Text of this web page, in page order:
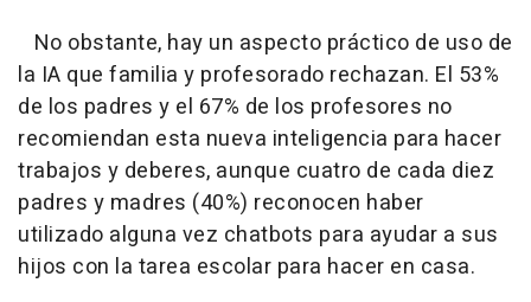
No obstante, hay un aspecto práctico de uso de
la IA que familia y profesorado rechazan. El 53%
de los padres y el 67% de los profesores no
recomiendan esta nueva inteligencia para hacer
trabajos y deberes, aunque cuatro de cada diez
padres y madres (40%) reconocen haber
utilizado alguna vez chatbots para ayudar a sus
hijos con la tarea escolar para hacer en casa.